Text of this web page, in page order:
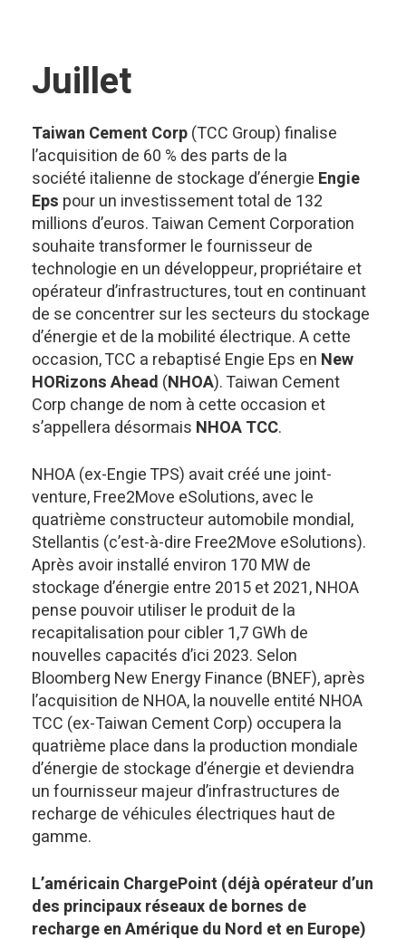
Juillet
Taiwan Cement Corp(TCC Group) finalise
l’acquisition de 60 % des parts de la
société italienne de stockage d’énergie Engie
Eps pour un investissement total de 132
millions d’euros. Taiwan Cement Corporation
souhaite transformer le fournisseur de
technologie en un développeur, propriétaire et
opérateur d’infrastructures, tout en continuant
de se concentrer sur les secteurs du stockage
d’énergie et de la mobilité électrique. A cette
occasion, TCC a rebaptisé Engie Eps en New
HORizons Ahead (NHOA). Taiwan Cement
Corp change de nom à cette occasion et
s’appellera désormais NHOA TCC.
NHOA (ex-Engie TPS) avait créé une joint-
venture, Free2Move eSolutions, avec le
quatrième constructeur automobile mondial,
Stellantis (c’est-à-dire Free2Move eSolutions).
Après avoir installé environ 170 MW de
stockage d’énergie entre 2015 et 2021, NHOA
pense pouvoir utiliser le produit de la
recapitalisation pour cibler 1,7 GWh de
nouvelles capacités d’ici 2023. Selon
Bloomberg New Energy Finance (BNEF), après
l’acquisition de NHOA, la nouvelle entité NHOA
TCC (ex-Taiwan Cement Corp) occupera la
quatrième place dans la production mondiale
d’énergie de stockage d’énergie et deviendra
un fournisseur majeur d’infrastructures de
recharge de véhicules électriques haut de
gamme.
L’américain ChargePoint (déjà opérateur d’un
des principaux réseaux de bornes de
recharge en Amérique du Nord et en Europe)